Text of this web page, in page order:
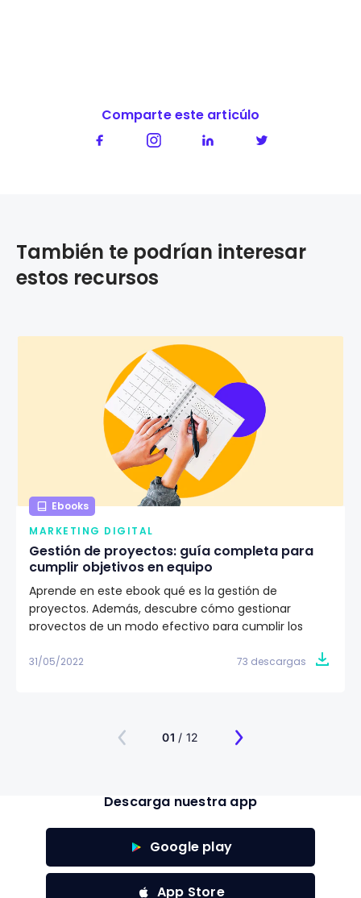
Comparte este articúlo
También te podrían interesar
estos recursos
Ebooks
MARKETING DIGITAL
Gestión de proyectos: guía completa para
cumplir objetivos en equipo
Aprende en este ebook qué es la gestión de
proyectos. Además, descubre cómo gestionar
proyectos de un modo efectivo para cumplir los
31/05/2022 73 descargas
01 / 12
Descarga nuestra app
Google play
App Store